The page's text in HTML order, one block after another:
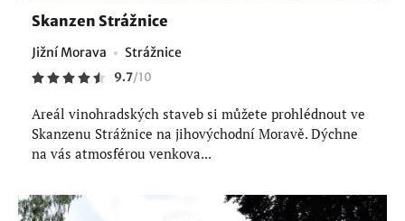
Skanzen Strážnice
Jižní Morava Strážnice
9.7/10
Areál vinohradských staveb si můžete prohlédnout ve
Skanzenu Strážnice na jihovýchodní Moravě. Dýchne
na vás atmosférou venkova...